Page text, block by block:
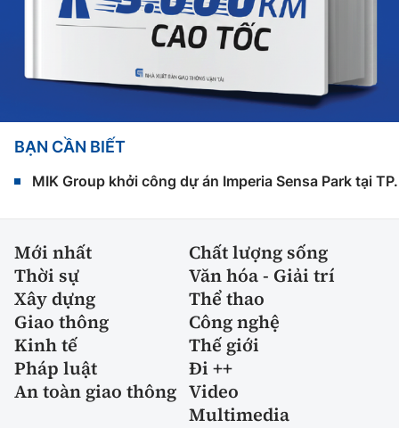
BẠN CẦN BIẾT
MIK Group khởi công dự án Imperia Sensa Park tại
Mới nhất
Chất lượng sống
Thời sự
Văn hóa - Giải trí
Xây dựng
Thể thao
Giao thông
Công nghệ
Kinh tế
Thế giới
Pháp luật
Đi ++
An toàn giao thông Video
Multimedia